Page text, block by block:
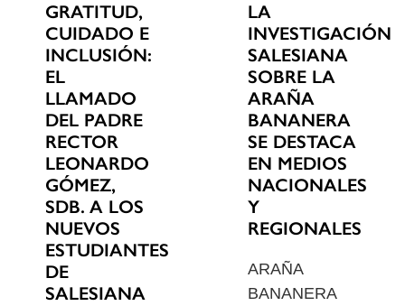
GRATITUD,
CUIDADO E
INCLUSIÓN:
EL
LLAMADO
DEL PADRE
RECTOR
LEONARDO
GÓMEZ,
SDB. A LOS
NUEVOS
ESTUDIANTES
DE
SALESIANA
LA
INVESTIGACIÓN
SALESIANA
SOBRE LA
ARAÑA
BANANERA
SE DESTACA
EN MEDIOS
NACIONALES
Y
REGIONALES
ARAÑA
BANANERA